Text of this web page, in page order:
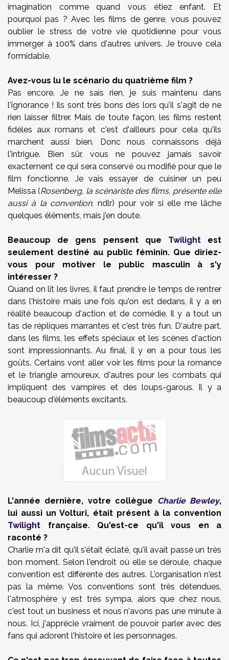
imagination comme quand vous étiez enfant. Et
pourquoi pas ? Avec les films de genre, vous pouvez
oublier le stress de votre vie quotidienne pour vous
immerger à 100% dans d'autres univers. Je trouve cela
formidable.
Avez-vous lu le scénario du quatrième film ?
Pas encore. Je ne sais rien, je suis maintenu dans
l'ignorance ! Ils sont très bons dès lors qu'il s'agit de ne
rien laisser filtrer. Mais de toute façon, les films restent
fidèles aux romans et c'est d'ailleurs pour cela qu'ils
marchent aussi bien. Donc nous connaissons déjà
l'intrigue. Bien sûr, vous ne pouvez jamais savoir
exactement ce qui sera conservé ou modifié pour que le
film fonctionne. Je vais essayer de cuisiner un peu
Melissa (Rosenberg, la scénariste des films, présente elle
aussi à la convention, ndlr) pour voir si elle me lâche
quelques éléments, mais j'en doute.
Beaucoup de gens pensent que Twilightest
seulement destiné au public féminin. Que diriez-
vous pour motiver le public masculin à s'y
intéresser ?
Quand on lit les livres, il faut prendre le temps de rentrer
dans l'histoire mais une fois qu'on est dedans, il y a en
réalité beaucoup d'action et de comédie. Il y a tout un
tas de répliques marrantes et c'est très fun. D'autre part,
dans les films, les effets spéciaux et les scènes d'action
sont impressionnants. Au final, il y en a pour tous les
goûts. Certains vont aller voir les films pour la romance
et le triangle amoureux, d'autres pour les combats qui
impliquent des vampires et des loups-garous. Il y a
beaucoup d'éléments excitants.
L'année dernière, votre collègue Charlie Bewley,
lui aussi un Volturi, était présent à la convention
Twilight française. Qu'est-ce qu'il vous en a
raconté ?
Charlie m'a dit qu'il s'était éclaté, qu'il avait passé un très
bon moment. Selon l'endroit où elle se déroule, chaque
convention est différente des autres. L'organisation n'est
pas la même. Vos conventions sont très détendues,
l'atmosphère y est très sympa, alors que chez nous,
c'est tout un business et nous n'avons pas une minute à
nous. Ici, j'apprécie vraiment de pouvoir parler avec des
fans qui adorent l'histoire et les personnages.